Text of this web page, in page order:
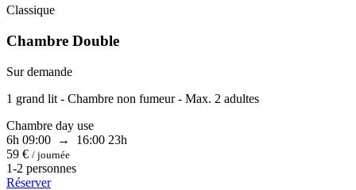
Classique
Chambre Double
Sur demande
1 grand lit - Chambre non fumeur - Max. 2 adultes
Chambre day use
6h 09:00 → 16:00 23h
59 € / journée
1-2 personnes
Réserver